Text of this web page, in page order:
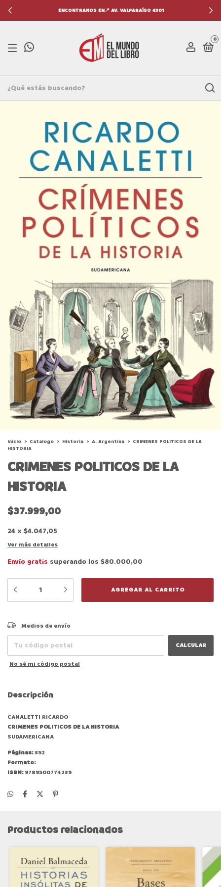
ENCONTRANOS EN📍 AV. VALPARAÍSO 4301
0
Inicio > Catalogo > Historia > A. Argentina > CRIMENES POLITICOS DE LA
HISTORIA
CRIMENES POLITICOS DE LA
HISTORIA
$37.999,00
24 x $4.047,05
Ver más detalles
Envío gratis superando los $80.000,00
Entregas para el CP:
Medios de envío
CALCULAR
No sé mi código postal
Descripción
CANALETTI RICARDO
CRIMENES POLITICOS DE LA HISTORIA
SUDAMERICANA
Páginas:352
Formato:
ISBN:9789500774239
Productos relacionados